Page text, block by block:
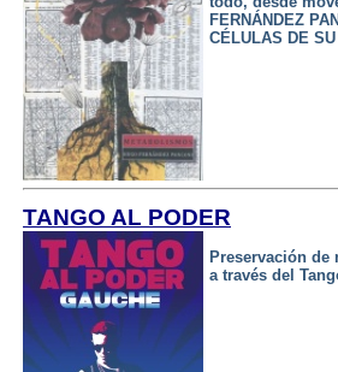
FERNÁNDEZ
CÉLULAS DE
TANGO AL PODER
Preservación
a través del